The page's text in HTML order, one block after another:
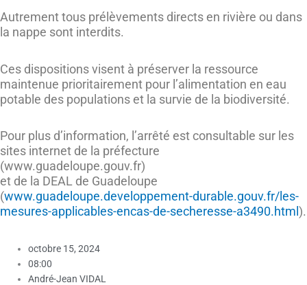
Autrement tous prélèvements directs en rivière ou dans
la nappe sont interdits.
Ces dispositions visent à préserver la ressource
maintenue prioritairement pour l’alimentation en eau
potable des populations et la survie de la biodiversité.
Pour plus d’information, l’arrêté est consultable sur les
sites internet de la préfecture
(www.guadeloupe.gouv.fr)
et de la DEAL de Guadeloupe
(www.guadeloupe.developpement-durable.gouv.fr/les-
mesures-applicables-encas-de-secheresse-a3490.html ).
octobre 15, 2024
08:00
André-Jean VIDAL